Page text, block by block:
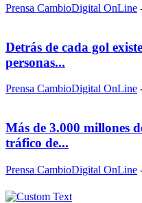
Prensa CambioDigital OnLine
Detrás de cada gol
personas...
Prensa CambioDigital OnLine
Más de 3.000 millones
tráfico de...
Prensa CambioDigital OnLine